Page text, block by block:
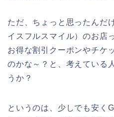
ただ、ちょっと思ったんだ
イスフルスマイル）のお店
お得な割引クーポンやチケ
のかな～？と、考えている
うか？
というのは、少しでも安く